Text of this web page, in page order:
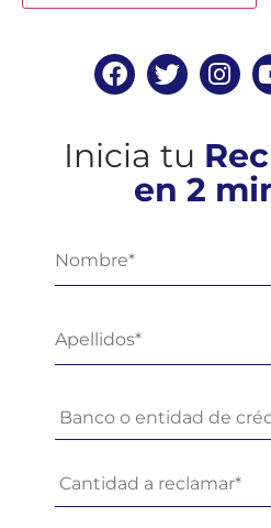
Inicia tu
en 2